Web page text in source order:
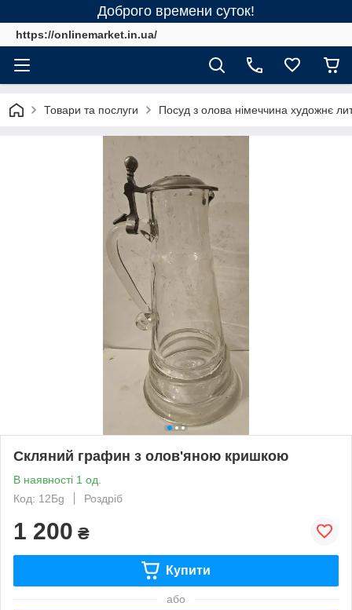
Доброго времени суток!
https://onlinemarket.in.ua/
Товари та послуги Посуд з олова німеччина художнє
Скляний графин з олов'яною кришкою
В наявності 1 од.
Код: 12Бg
Роздріб
1 200 ₴
Купити
або